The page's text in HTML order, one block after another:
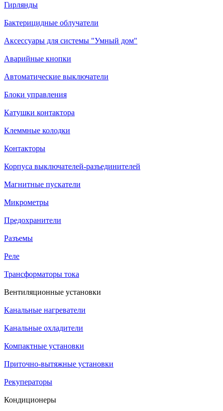
Гирлянды
Бактерицидные облучатели
Аксессуары для системы "Умный дом"
Аварийные кнопки
Автоматические выключатели
Блоки управления
Катушки контактора
Клеммные колодки
Контакторы
Корпуса выключателей-разъединителей
Магнитные пускатели
Микрометры
Предохранители
Разъемы
Реле
Трансформаторы тока
Вентиляционные установки
Канальные нагреватели
Канальные охладители
Компактные установки
Приточно-вытяжные установки
Рекуператоры
Кондиционеры